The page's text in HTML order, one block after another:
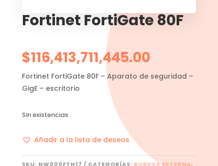
Fortinet FortiGate 80F
$116,413,711,445.00
Fortinet FortiGate 80F – Aparato de seguridad –
GigE – escritorio
Sin existencias
Añadir a la lista de deseos
SKU: NW000FTN17 CATEGORÍAS: BODEGA EXTERNA,